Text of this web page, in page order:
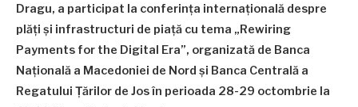
Dragu, a participat la conferința internațională despre
plăți și infrastructuri de piață cu tema „Rewiring
Payments for the Digital Era”, organizată de Banca
Națională a Macedoniei de Nord și Banca Centrală a
Regatului Țărilor de Jos în perioada 28-29 octombrie la